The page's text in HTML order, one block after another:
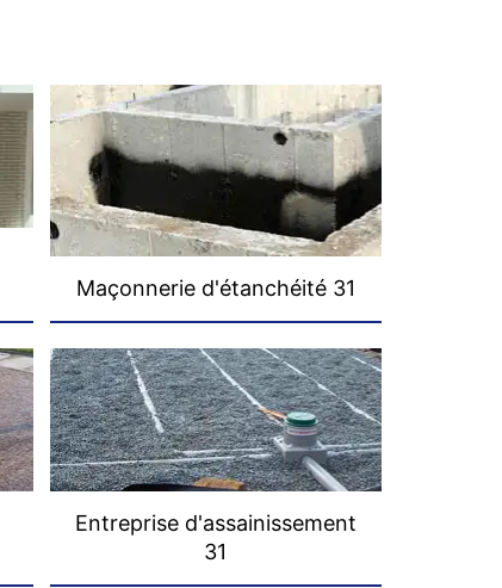
Maçonnerie d'étanchéité 31
Entreprise d'assainissement
31